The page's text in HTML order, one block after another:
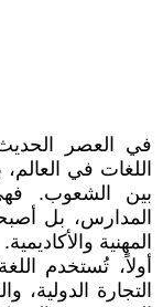
في العصر
اللغات في
بين الشعوب.
المدارس، بل
المهنية والأكاديمية.
أولاً، تُستخدم
التجارة الدولية،